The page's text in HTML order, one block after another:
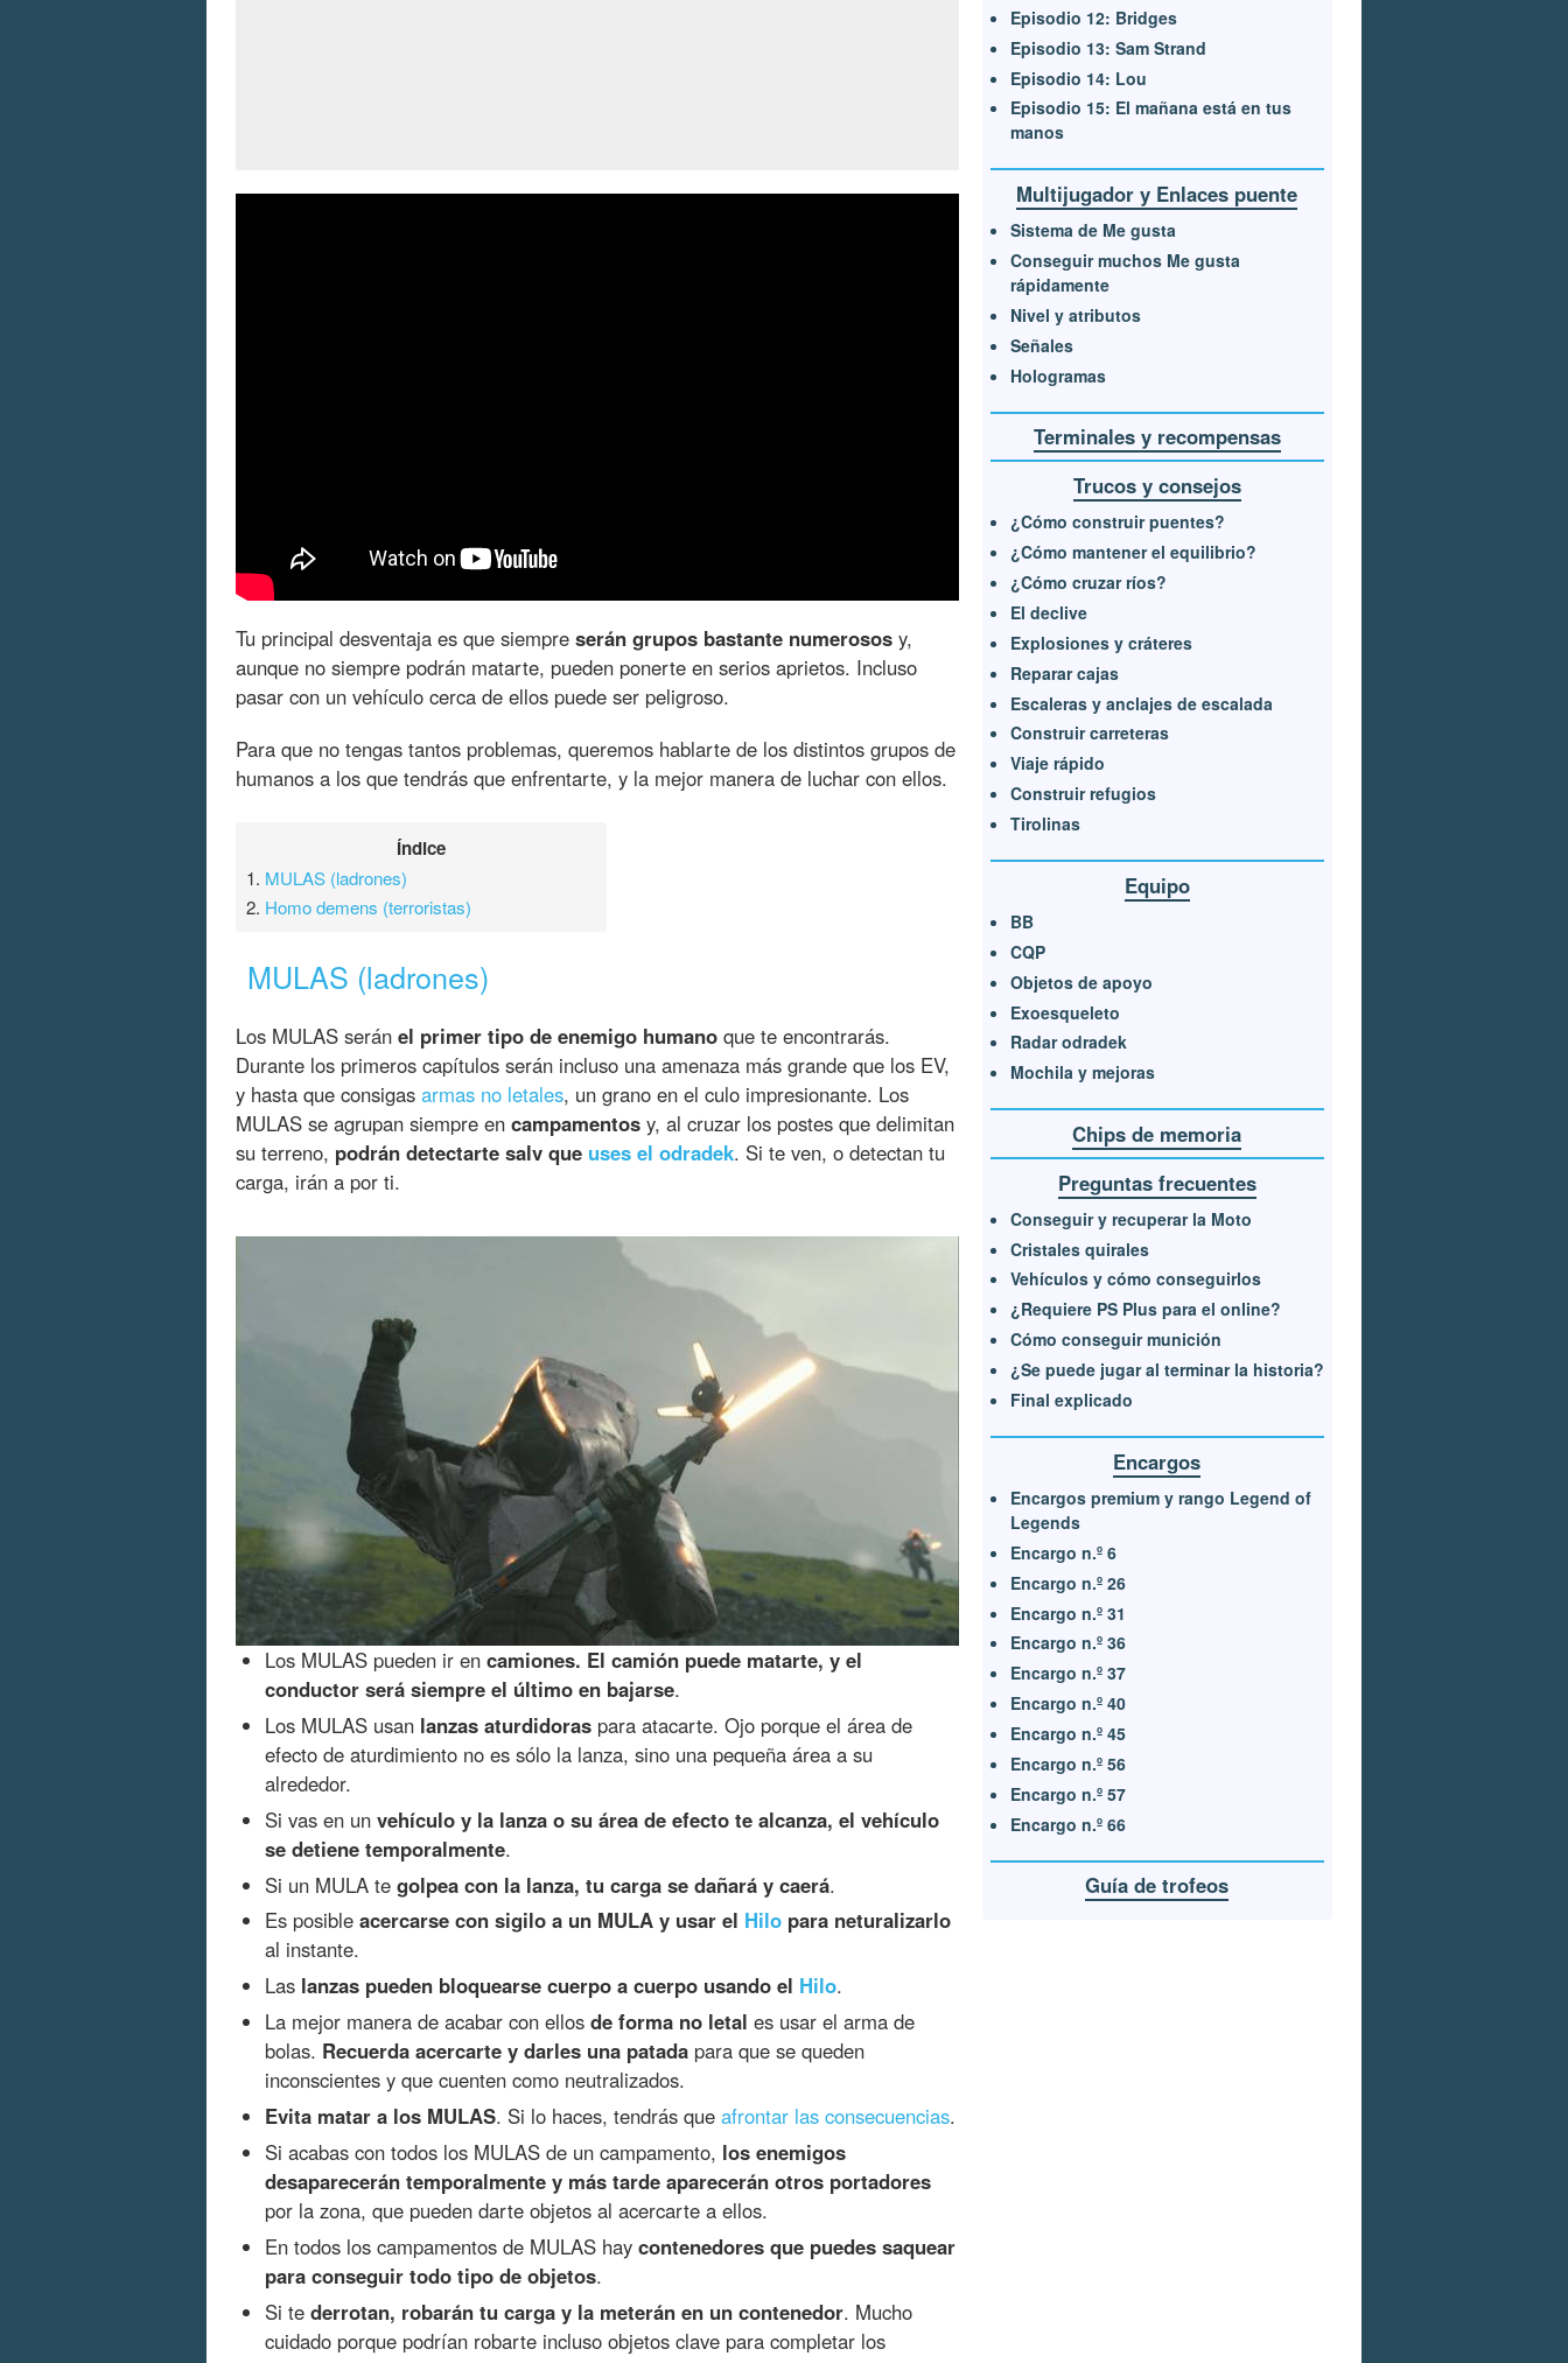
Tu principal desventaja es que siempre serán grupos bastante numerosos y,
aunque no siempre podrán matarte, pueden ponerte en serios aprietos. Incluso
pasar con un vehículo cerca de ellos puede ser peligroso.
Para que no tengas tantos problemas, queremos hablarte de los distintos grupos de
humanos a los que tendrás que enfrentarte, y la mejor manera de luchar con ellos.
Índice
1. MULAS (ladrones)
2. Homo demens (terroristas)
MULAS (ladrones)
Los MULAS serán el primer tipo de enemigo humano que te encontrarás.
Durante los primeros capítulos serán incluso una amenaza más grande que los EV,
y hasta que consigas armas no letales, un grano en el culo impresionante. Los
MULAS se agrupan siempre en campamentos y, al cruzar los postes que delimitan
su terreno, podrán detectarte salv que uses el odradek. Si te ven, o detectan tu
carga, irán a por ti.
Los MULAS pueden ir en camiones. El camión puede matarte, y el
conductor será siempre el último en bajarse.
Los MULAS usan lanzas aturdidoras para atacarte. Ojo porque el área de
efecto de aturdimiento no es sólo la lanza, sino una pequeña área a su
alrededor.
Si vas en un vehículo y la lanza o su área de efecto te alcanza, el vehículo
se detiene temporalmente.
Si un MULA te golpea con la lanza, tu carga se dañará y caerá.
Es posible acercarse con sigilo a un MULA y usar el Hilo para neturalizarlo
al instante.
Las lanzas pueden bloquearse cuerpo a cuerpo usando el Hilo.
La mejor manera de acabar con ellos de forma no letal es usar el arma de
bolas. Recuerda acercarte y darles una patada para que se queden
inconscientes y que cuenten como neutralizados.
Evita matar a los MULAS. Si lo haces, tendrás que afrontar las consecuencias.
Si acabas con todos los MULAS de un campamento, los enemigos
desaparecerán temporalmente y más tarde aparecerán otros portadores
por la zona, que pueden darte objetos al acercarte a ellos.
En todos los campamentos de MULAS hay contenedores que puedes saquear
para conseguir todo tipo de objetos.
Si te derrotan, robarán tu carga y la meterán en un contenedor. Mucho
cuidado porque podrían robarte incluso objetos clave para completar los
Episodio 12: Bridges
Episodio 13: Sam Strand
Episodio 14: Lou
Episodio 15: El mañana está en tus
manos
Multijugador y Enlaces puente
Sistema de Me gusta
Conseguir muchos Me gusta
rápidamente
Nivel y atributos
Señales
Hologramas
Terminales y recompensas
Trucos y consejos
¿Cómo construir puentes?
¿Cómo mantener el equilibrio?
¿Cómo cruzar ríos?
El declive
Explosiones y cráteres
Reparar cajas
Escaleras y anclajes de escalada
Construir carreteras
Viaje rápido
Construir refugios
Tirolinas
Equipo
BB
CQP
Objetos de apoyo
Exoesqueleto
Radar odradek
Mochila y mejoras
Chips de memoria
Preguntas frecuentes
Conseguir y recuperar la Moto
Cristales quirales
Vehículos y cómo conseguirlos
¿Requiere PS Plus para el online?
Cómo conseguir munición
¿Se puede jugar al terminar la historia?
Final explicado
Encargos
Encargos premium y rango Legend of
Legends
Encargo n.º 6
Encargo n.º 26
Encargo n.º 31
Encargo n.º 36
Encargo n.º 37
Encargo n.º 40
Encargo n.º 45
Encargo n.º 56
Encargo n.º 57
Encargo n.º 66
Guía de trofeos